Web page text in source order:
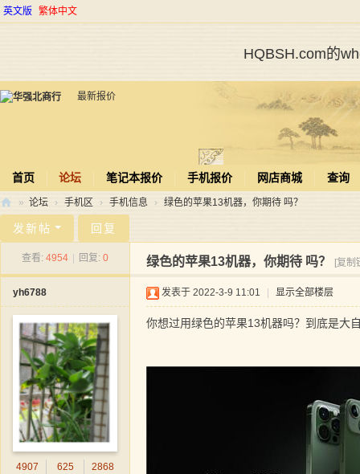
英文版 繁体中文
HQBSH.com的
最新报价
首页 论坛 笔记本报价 手机报价 网店商城 查询
北
» 论坛 › 手机区 › 手机信息 › 绿色的苹果13机器，你期待 吗？
发新帖 回复
查看: 4954 回复: 0 绿色的苹果13机器，你期待 吗？ [复制
yh6788
4907
625
2868
发表于 2022-3-9 11:01 显示全部楼层
你想过用绿色的苹果13机器吗？到底是大